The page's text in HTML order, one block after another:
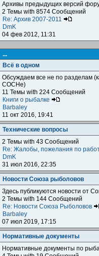
Архивы предыдущих версий
2 Темы with 8574 Сообщений
Re: Архив 2007-2011
DmK
04 фев 2012, 11:31
...
Всё в одном
Обсуждаем все не по разделам
СОСНе)
11 Темы with 224 Сообщений
Книги о рыбалке
Barbaley
11 окт 2016, 19:41
Технические вопросы
2 Темы with 43 Сообщений
Re: Жалобы, пожелания по
DmK
31 июл 2016, 22:35
Новости Союза рыболовов
Здесь публикуются новости от
2 Темы with 144 Сообщений
Re: Новости Союза Рыболовов
Barbaley
07 июл 2019, 17:15
Нормативные документы
Нормативные документы по